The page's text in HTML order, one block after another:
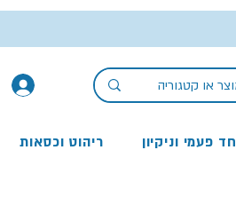
חד פעמי וניקיון ריהוט וכסאות